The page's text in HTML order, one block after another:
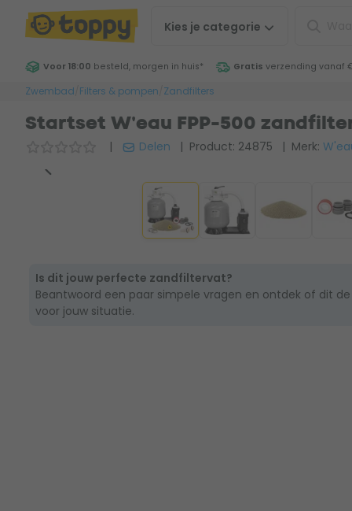
Kies je categorie
Voor 18:00 besteld, morgen in huis* Gratis verzending vanaf
Zwembad Filters & pompen Zandfilters
Startset W'eau FPP-500
| Delen | Product: 24875 | Merk:
Is dit jouw perfecte zandfiltervat?
Beantwoord een paar simpele vragen en ontdek of dit
voor jouw situatie.